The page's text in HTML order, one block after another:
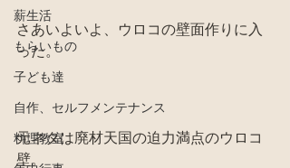
薪生活
もらいもの
子ども達
自作、セルフメンテナンス
料理教室
さあいよいよ、ウロコの壁面作りに入
った。
元ネタは廃材天国の迫力満点のウロコ
壁。